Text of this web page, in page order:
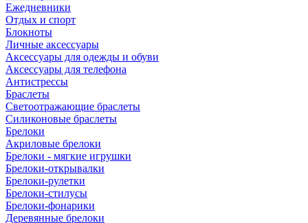
Ежедневники
Отдых и спорт
Блокноты
Личные аксессуары
Аксессуары для одежды и обуви
Аксессуары для телефона
Антистрессы
Браслеты
Светоотражающие браслеты
Силиконовые браслеты
Брелоки
Акриловые брелоки
Брелоки - мягкие игрушки
Брелоки-открывалки
Брелоки-рулетки
Брелоки-стилусы
Брелоки-фонарики
Деревянные брелоки